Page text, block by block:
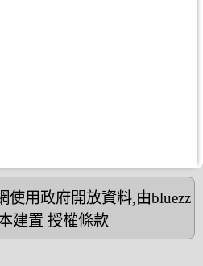
使用政府開放資料,由bluezz
建置 授權條款